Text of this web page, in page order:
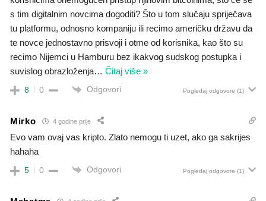
s tim digitalnim novcima dogoditi? Što u tom slučaju spriječava
tu platformu, odnosno kompaniju ili recimo američku državu da
te novce jednostavno prisvoji i otme od korisnika, kao što su
recimo Nijemci u Hamburu bez ikakvog sudskog postupka i
suvislog obrazloženja… Čitaj više »
8 0 Odgovori Pogledaj odgovore (1)
Mirko 4 godine prije
Evo vam ovaj vas kripto. Zlato nemogu ti uzet, ako ga sakrijes
hahaha
5 0 Odgovori Pogledaj odgovore (1)